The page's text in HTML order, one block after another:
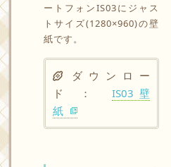
ートフォンIS03にジャス
トサイズ(1280×960)の壁
紙です。
ダウンロー
ド ：
IS03 壁
紙